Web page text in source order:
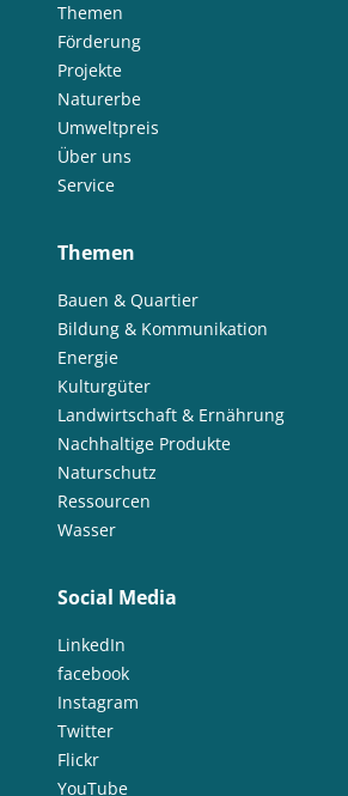
Themen
Förderung
Projekte
Naturerbe
Umweltpreis
Über uns
Service
Themen
Bauen & Quartier
Bildung & Kommunikation
Energie
Kulturgüter
Landwirtschaft & Ernährung
Nachhaltige Produkte
Naturschutz
Ressourcen
Wasser
Social Media
LinkedIn
facebook
Instagram
Twitter
Flickr
YouTube